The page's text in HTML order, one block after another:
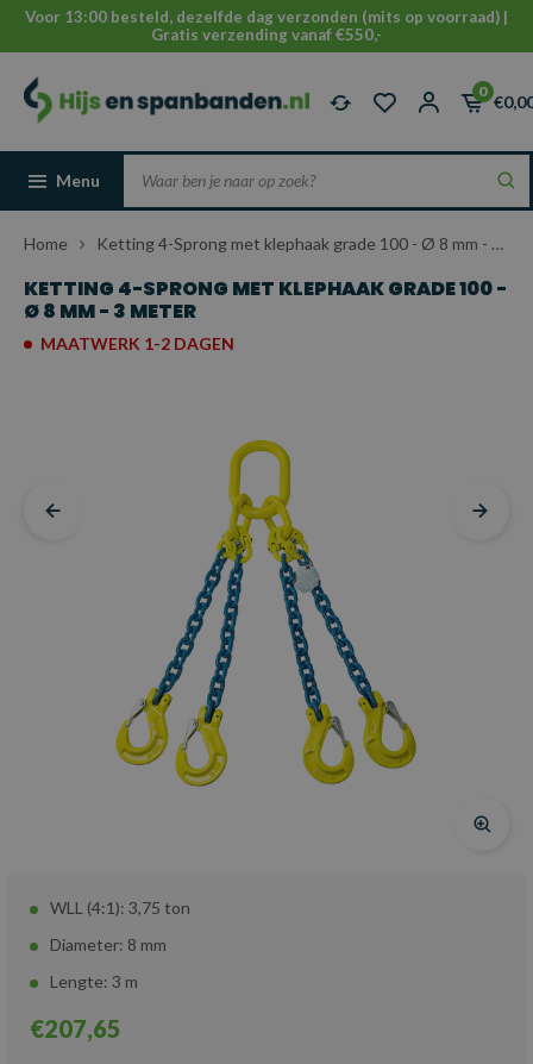
Voor 13:00 besteld, dezelfde dag verzonden (mits op voorraad) |
Gratis verzending vanaf €550,-
0
Menu
Home Ketting 4-Sprong met klephaak grade 100 - Ø 8 mm - 3 meter
KETTING 4-SPRONG MET KLEPHAAK GRADE 100 -
Ø 8 MM - 3 METER
MAATWERK 1-2 DAGEN
WLL (4:1): 3,75 ton
Diameter: 8 mm
Lengte: 3 m
€207,65